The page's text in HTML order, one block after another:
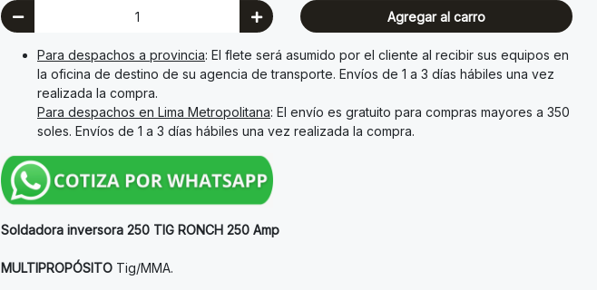
Agregar al carro
Para despachos a provincia: El flete será asumido por el cliente al recibir sus equipos en
la oficina de destino de su agencia de transporte. Envíos de 1 a 3 días hábiles una vez
realizada la compra.
Para despachos en Lima Metropolitana: El envío es gratuito para compras mayores a 350
soles. Envíos de 1 a 3 días hábiles una vez realizada la compra.
Soldadora inversora 250 TIG RONCH 250 Amp
MULTIPROPÓSITO Tig/MMA.